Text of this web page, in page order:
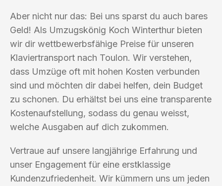
Aber nicht nur das: Bei uns sparst du auch bares
Geld! Als Umzugskönig Koch Winterthur bieten
wir dir wettbewerbsfähige Preise für unseren
Klaviertransport nach Toulon. Wir verstehen,
dass Umzüge oft mit hohen Kosten verbunden
sind und möchten dir dabei helfen, dein Budget
zu schonen. Du erhältst bei uns eine transparente
Kostenaufstellung, sodass du genau weisst,
welche Ausgaben auf dich zukommen.
Vertraue auf unsere langjährige Erfahrung und
unser Engagement für eine erstklassige
Kundenzufriedenheit. Wir kümmern uns um jeden